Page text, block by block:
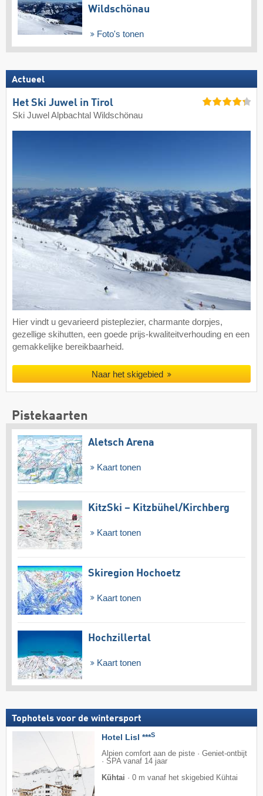
Wildschönau
Foto's tonen
Actueel
Het Ski Juwel in Tirol
Ski Juwel Alpbachtal Wildschönau
Hier vindt u gevarieerd pisteplezier, charmante dorpjes,
gezellige skihutten, een goede prijs-kwaliteitverhouding en een
gemakkelijke bereikbaarheid.
Naar het skigebied
Pistekaarten
Aletsch Arena
Kaart tonen
KitzSki – Kitzbühel/​Kirchberg
Kaart tonen
Skiregion Hochoetz
Kaart tonen
Hochzillertal
Kaart tonen
Tophotels voor de wintersport
Hotel Lisl ***S
Alpien comfort aan de piste · Geniet-ontbijt
· SPA vanaf 14 jaar
Kühtai · 0 m vanaf het skigebied Kühtai